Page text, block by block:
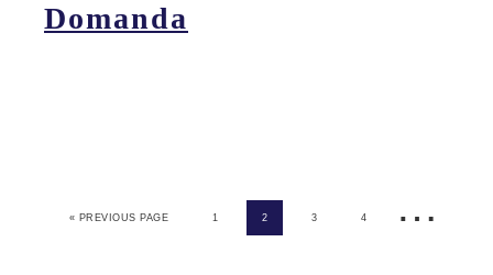
Domanda
« PREVIOUS PAGE 1 2 3 4 …